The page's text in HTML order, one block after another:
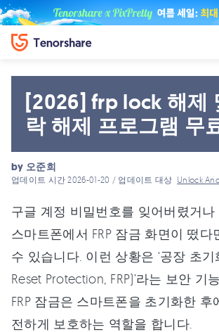
[2026] frp lock 해제
락 해제 프로그램 무
by 오준희
업데이트 시간 2026-01-20 / 업데이트 대상 Unlock
구글 계정 비밀번호를 잊어버렸거
스마트폰에서 FRP 잠금 화면이 떴다
수 있습니다. 이런 상황은 ‘공장 초
Reset Protection, FRP)’라는 보안 기
FRP 잠금은 스마트폰을 초기화한 후
전하게 보호하는 역할을 합니다.